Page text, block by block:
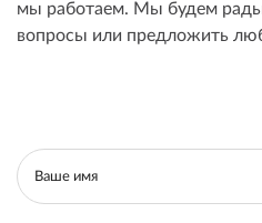
мы работаем. Мы будем рады
вопросы или предложить
Ваше имя